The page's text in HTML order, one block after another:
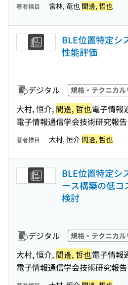
著者標目 宮林, 竜也 間邊, 哲也
BLE位置特定シ
性能評価
デジタル 規格・テクニカ
大村, 恒介, 間邊, 哲也電子情報
電子情報通信学会技術研究報
著者標目 大村, 恒介 間邊, 哲也
BLE位置特定シ
ース構築の低コ
検討
デジタル 規格・テクニカ
大村, 恒介, 間邊, 哲也電子情報
電子情報通信学会技術研究報